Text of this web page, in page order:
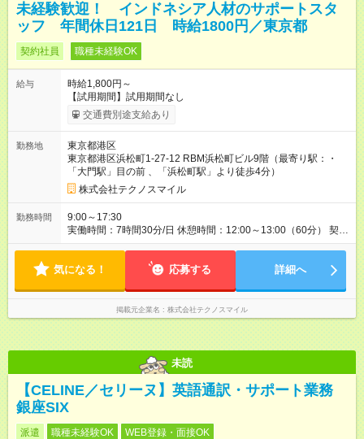
未経験歓迎！ インドネシア人材のサポートスタ
ッフ 年間休日121日 時給1800円／東京都
契約社員 職種未経験OK
給与
時給1,800円～
【試用期間】試用期間なし
交通費別途支給あり
勤務地
東京都港区
東京都港区浜松町1-27-12 RBM浜松町ビル9階（最寄り駅：・
「大門駅」目の前 、「浜松町駅」より徒歩4分）
株式会社テクノスマイル
勤務時間
9:00～17:30
実働時間：7時間30分/日 休憩時間：12:00～13:00（60分） 契約
期間：6か月更新
気になる！ 応募する 詳細へ
掲載元企業名 株式会社テクノスマイル
未読
【CELINE／セリーヌ】英語通訳・サポート業務
銀座SIX
派遣 職種未経験OK WEB登録・面接OK